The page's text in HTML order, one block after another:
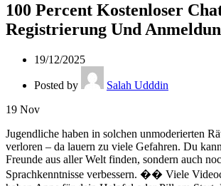
100 Percent Kostenloser
Registrierung Und
19/12/2025
Posted by
Salah Udddin
19 Nov
Jugendliche haben in solchen unmoderierten
verloren – da lauern zu viele Gefahren. Du
Freunde aus aller Welt finden, sondern auch
Sprachkenntnisse verbessern. �� Viele